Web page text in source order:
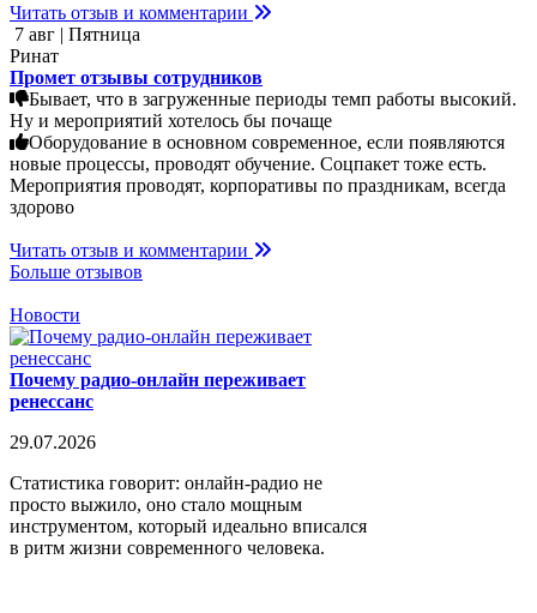
Читать отзыв и комментарии
7 авг | Пятница
Ринат
Промет отзывы сотрудников
Бывает, что в загруженные периоды темп работы высокий.
Ну и мероприятий хотелось бы почаще
Оборудование в основном современное, если появляются
новые процессы, проводят обучение. Соцпакет тоже есть.
Мероприятия проводят, корпоративы по праздникам, всегда
здорово
Читать отзыв и комментарии
Больше отзывов
Новости
Почему радио-онлайн переживает
ренессанс
29.07.2026
Статистика говорит: онлайн-радио не
просто выжило, оно стало мощным
инструментом, который идеально вписался
в ритм жизни современного человека.